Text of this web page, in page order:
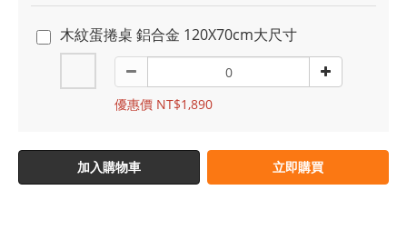
木紋蛋捲桌 鋁合金 120X70cm大尺寸
優惠價 NT$1,890
加入購物車 立即購買